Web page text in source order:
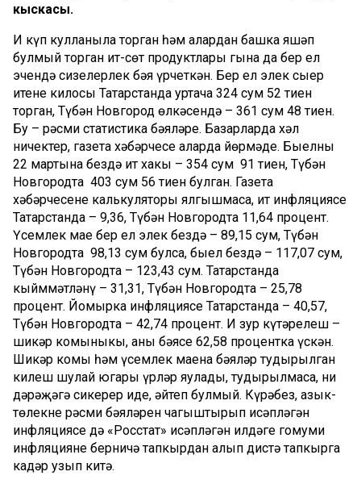
кыскасы.
Иң күп кулланыла торган һәм алардан башка яшәп
булмый торган ит-сөт продуктлары гына да бер ел
эчендә сизелерлек бәя үрчеткән. Бер ел элек сыер
итенең килосы Татарстанда уртача 324 сум 52 тиен
торган, Түбән Новгород өлкәсендә – 361 сум 48 тиен.
Бу – рәсми статистика бәяләре. Базарларда хәл
ничектер, газета хәбәрчесе аларда йөрмәде. Быелның
22 мартына бездә ит хакы – 354 сум 91 тиен, Түбән
Новгородта 403 сум 56 тиен булган. Газета
хәбәрчесенең калькуляторы ялгышмаса, ит инфляциясе
Татарстанда – 9,36, Түбән Новгородта 11,64 процент.
Үсемлек мае бер ел элек бездә – 89,15 сум, Түбән
Новгородта 98,13 сум булса, быел бездә – 117,07 сум,
Түбән Новгородта – 123,43 сум. Татарстанда
кыйммәтләнү – 31,31, Түбән Новгородта – 25,78
процент. Йомырка инфляциясе Татарстанда – 40,57,
Түбән Новгородта – 42,74 процент. Иң зур күтәрелеш –
шикәр комыныкы, аның бәясе 62,58 процентка үскән.
Шикәр комы һәм үсемлек маена бәяләр туңдырылган
килеш шулай югары үрләр яулады, туңдырылмаса, ни
дәрәҗәгә сикерер иде, әйтеп булмый. Күрәбез, азык-
төлекнең рәсми бәяләрен чагыштырып исәпләгән
инфляциясе дә «Росстат» исәпләгән илдәге гомуми
инфляцияне берничә тапкырдан алып дистә тапкырга
кадәр узып китә.